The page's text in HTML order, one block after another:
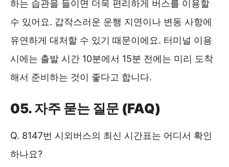
하는 습관을 들이면 더욱 편리하게 버스를 이용할
수 있어요. 갑작스러운 운행 지연이나 변동 사항에
유연하게 대처할 수 있기 때문이에요. 터미널 이용
시에는 출발 시간 10분에서 15분 전에는 미리 도착
해서 준비하는 것이 좋다고 합니다.
05. 자주 묻는 질문 (FAQ)
Q. 8147번 시외버스의 최신 시간표는 어디서 확인
하나요?